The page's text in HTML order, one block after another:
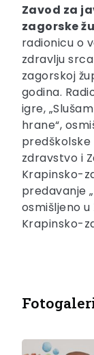
Zavod za
zagorske
radionicu o
zdravlju
zagorskoj
godina.
igre,
hrane“,
predškolske
zdravstvo i
Krapinsko-
predavanje
osmišljeno
Krapinsko-